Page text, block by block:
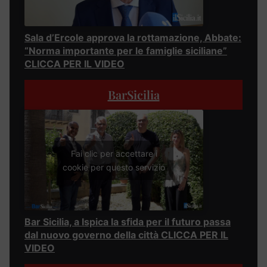
Sala d’Ercole approva la rottamazione, Abbate:
“Norma importante per le famiglie siciliane”
CLICCA PER IL VIDEO
BarSicilia
Fai clic per accettare i
cookie per questo servizio
Bar Sicilia, a Ispica la sfida per il futuro passa
dal nuovo governo della città CLICCA PER IL
VIDEO